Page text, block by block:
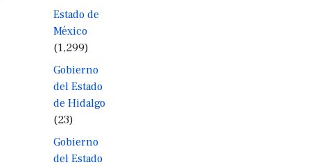
Estado de
México
(1,299)
Gobierno
del Estado
de Hidalgo
(23)
Gobierno
del Estado